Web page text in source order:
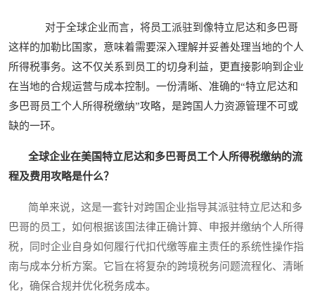
对于全球企业而言，将员工派驻到像特立尼达和多巴哥
这样的加勒比国家，意味着需要深入理解并妥善处理当地的个人
所得税事务。这不仅关系到员工的切身利益，更直接影响到企业
在当地的合规运营与成本控制。一份清晰、准确的“特立尼达和
多巴哥员工个人所得税缴纳”攻略，是跨国人力资源管理不可或
缺的一环。
全球企业在美国特立尼达和多巴哥员工个人所得税缴纳的流
程及费用攻略是什么？
简单来说，这是一套针对跨国企业指导其派驻特立尼达和多
巴哥的员工，如何根据该国法律正确计算、申报并缴纳个人所得
税，同时企业自身如何履行代扣代缴等雇主责任的系统性操作指
南与成本分析方案。它旨在将复杂的跨境税务问题流程化、清晰
化，确保合规并优化税务成本。